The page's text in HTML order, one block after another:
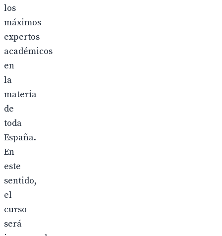
los
máximos
expertos
académicos
en
la
materia
de
toda
España.
En
este
sentido,
el
curso
será